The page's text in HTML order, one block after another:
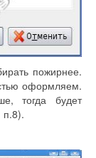
пожирнее.
оформляем.
тогда будет
п.8).